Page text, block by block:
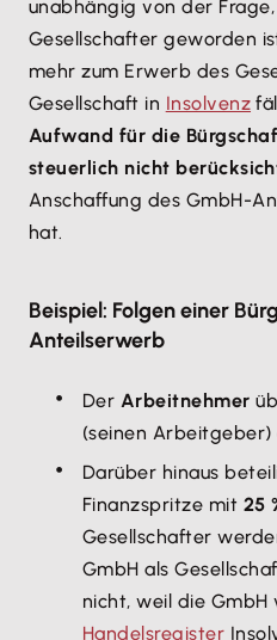
unabhängig von der
Gesellschafter geworden
mehr zum Erwerb des
Gesellschaft in Insolvenz
Aufwand für die
steuerlich nicht
Anschaffung des GmbH-
hat.
Beispiel: Folgen einer
Anteilserwerb
Der Arbeitnehmer
(seinen Arbeitgeber)
Darüber hinaus
Finanzspritze mit 25
Gesellschafter
GmbH als
nicht, weil die GmbH
Handelsregister